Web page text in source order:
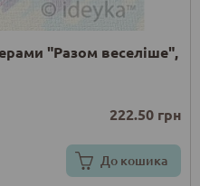
"Разом веселіше",
222.50 грн
До кошика